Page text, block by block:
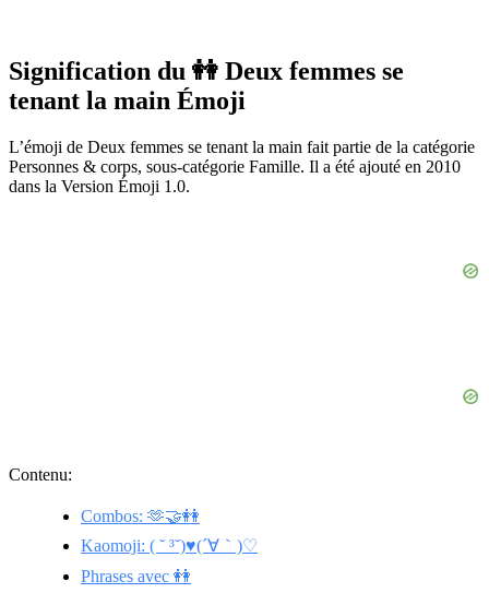
Signification du 👭 Deux femmes se
tenant la main Émoji
L’émoji de Deux femmes se tenant la main fait partie de la catégorie
Personnes & corps, sous-catégorie Famille. Il a été ajouté en 2010
dans la Version Émoji 1.0.
Contenu:
Combos: 🫶🤝👭
Kaomoji: ( ˘ ³˘)♥(´∀｀)♡
Phrases avec 👭